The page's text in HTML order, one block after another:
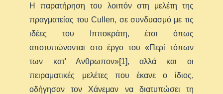
Η παρατήρηση του λοιπόν στη μελέτη της
πραγματείας του Cullen, σε συνδυασμό με τις
ιδέες του Ιπποκράτη, έτσι όπως
αποτυπώνονται στο έργο του «Περί τόπων
των κατ' Ανθρωπον»[1], αλλά και οι
πειραματικές μελέτες που έκανε ο ίδιος,
οδήγησαν τον Χάνεμαν να διατυπώσει τη